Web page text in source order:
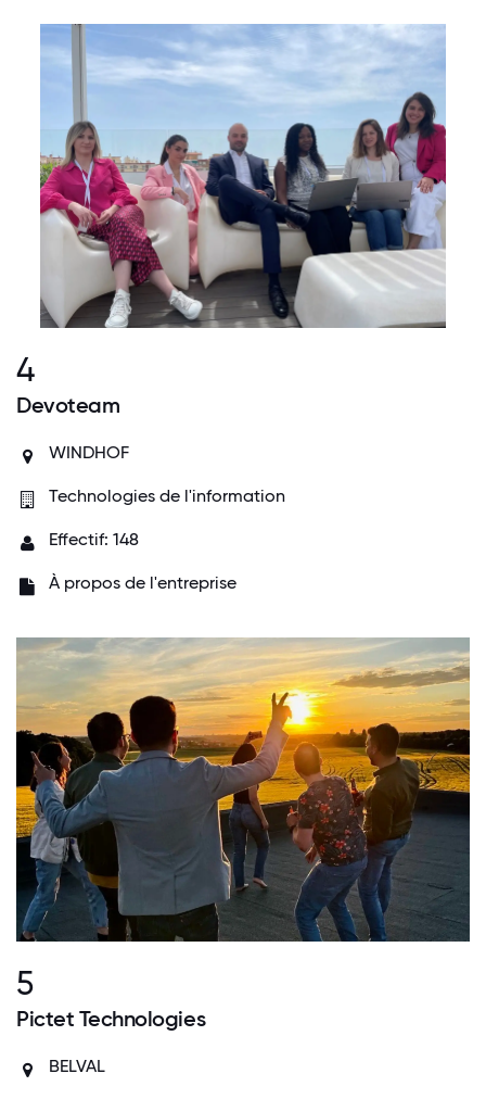
4
Devoteam
WINDHOF
Technologies de l'information
Effectif: 148
À propos de l'entreprise
5
Pictet Technologies
BELVAL